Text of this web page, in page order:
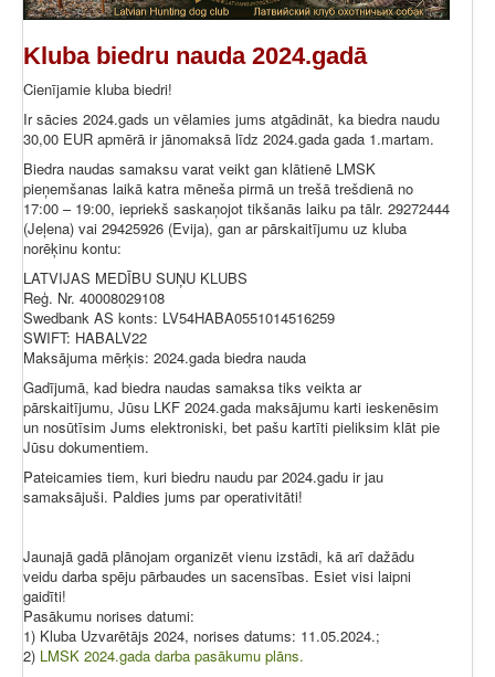
Kluba biedru nauda 2024.gadā
Cienījamie kluba biedri!
Ir sācies 2024.gads un vēlamies jums atgādināt, ka biedra naudu
30,00 EUR apmērā ir jānomaksā līdz 2024.gada gada 1.martam.
Biedra naudas samaksu varat veikt gan klātienē LMSK
pieņemšanas laikā katra mēneša pirmā un trešā trešdienā no
17:00 – 19:00, iepriekš saskaņojot tikšanās laiku pa tālr. 29272444
(Jeļena) vai 29425926 (Evija), gan ar pārskaitījumu uz kluba
norēķinu kontu:
LATVIJAS MEDĪBU SUŅU KLUBS
Reģ. Nr. 40008029108
Swedbank AS konts: LV54HABA0551014516259
SWIFT: HABALV22
Maksājuma mērķis: 2024.gada biedra nauda
Gadījumā, kad biedra naudas samaksa tiks veikta ar
pārskaitījumu, Jūsu LKF 2024.gada maksājumu karti ieskenēsim
un nosūtīsim Jums elektroniski, bet pašu kartīti pieliksim klāt pie
Jūsu dokumentiem.
Pateicamies tiem, kuri biedru naudu par 2024.gadu ir jau
samaksājuši. Paldies jums par operativitāti!
Jaunajā gadā plānojam organizēt vienu izstādi, kā arī dažādu
veidu darba spēju pārbaudes un sacensības. Esiet visi laipni
gaidīti!
Pasākumu norises datumi:
1) Kluba Uzvarētājs 2024, norises datums: 11.05.2024.;
2) LMSK 2024.gada darba pasākumu plāns.